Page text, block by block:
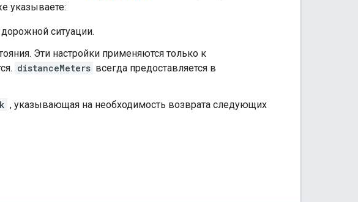
указываете:
ситуации.
Эти настройки применяются только к
distanceMeters всегда предоставляется в
, указывающая на необходимость возврата следующих